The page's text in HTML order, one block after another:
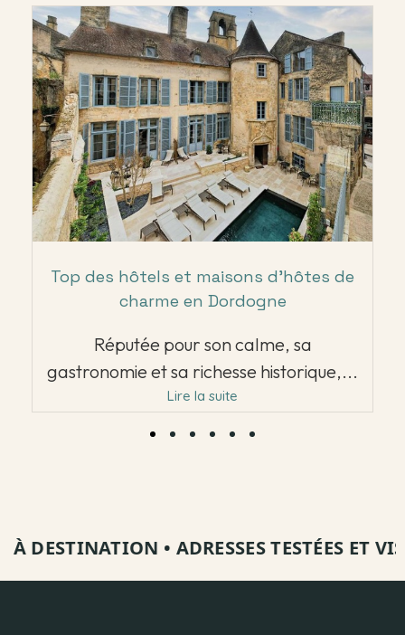
Top des hôtels et maisons d’hôtes de
charme en Dordogne
Réputée pour son calme, sa
gastronomie et sa richesse historique,...
Lire la suite
DESTINATION•ADRESSES TESTÉES ET